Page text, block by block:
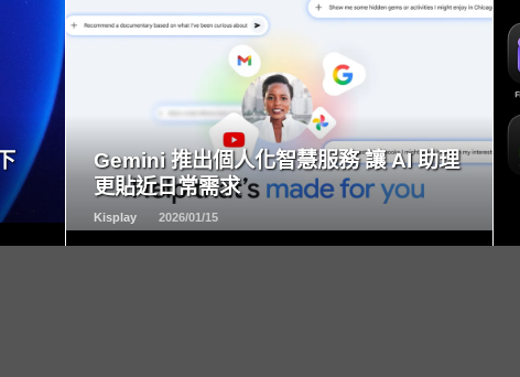
Gemini 推出個人化智慧服務 讓 AI 助理
更貼近日常需求
Kisplay 2026/01/15
READ
MORE